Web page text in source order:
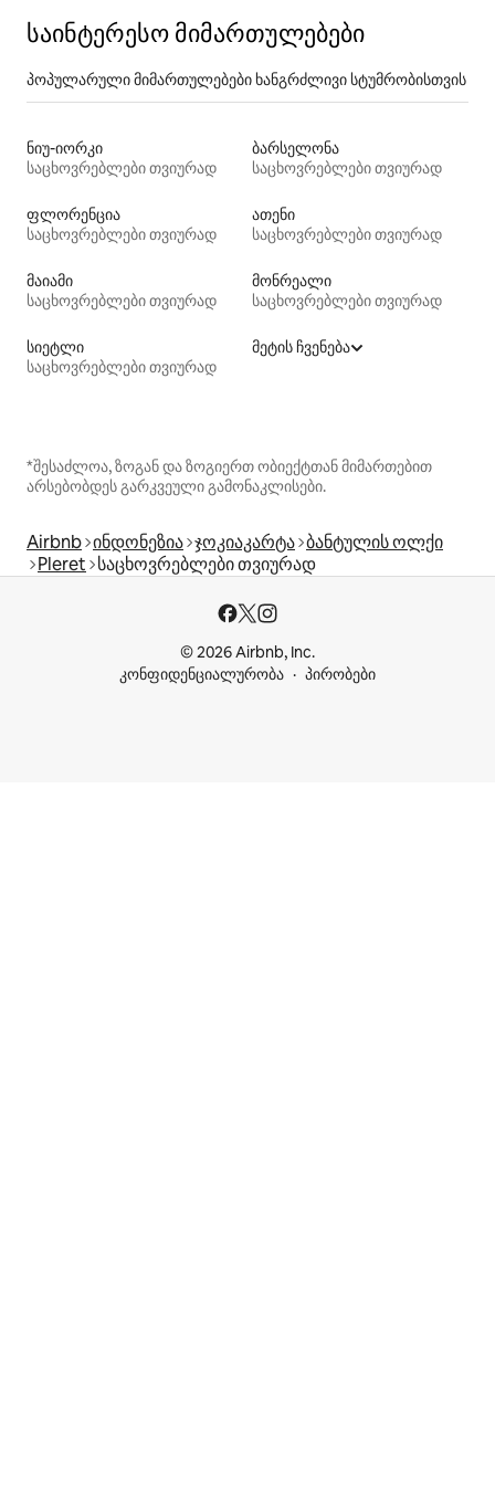
საინტერესო მიმართულებები
პოპულარული მიმართულებები ხანგრძლივი სტუმრობისთვის
ნიუ-იორკი
საცხოვრებლები თვიურად
ბარსელონა
საცხოვრებლები თვიურად
ფლორენცია
საცხოვრებლები თვიურად
ათენი
საცხოვრებლები თვიურად
მაიამი
საცხოვრებლები თვიურად
მონრეალი
საცხოვრებლები თვიურად
სიეტლი
საცხოვრებლები თვიურად
მეტის ჩვენება
*შესაძლოა, ზოგან და ზოგიერთ ობიექტთან მიმართებით
არსებობდეს გარკვეული გამონაკლისები.
Airbnb ინდონეზია ჯოკიაკარტა ბანტულის ოლქი
Pleret საცხოვრებლები თვიურად
© 2026 Airbnb, Inc.
კონფიდენციალურობა
პირობები